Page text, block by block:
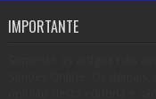
IMPORTANTE